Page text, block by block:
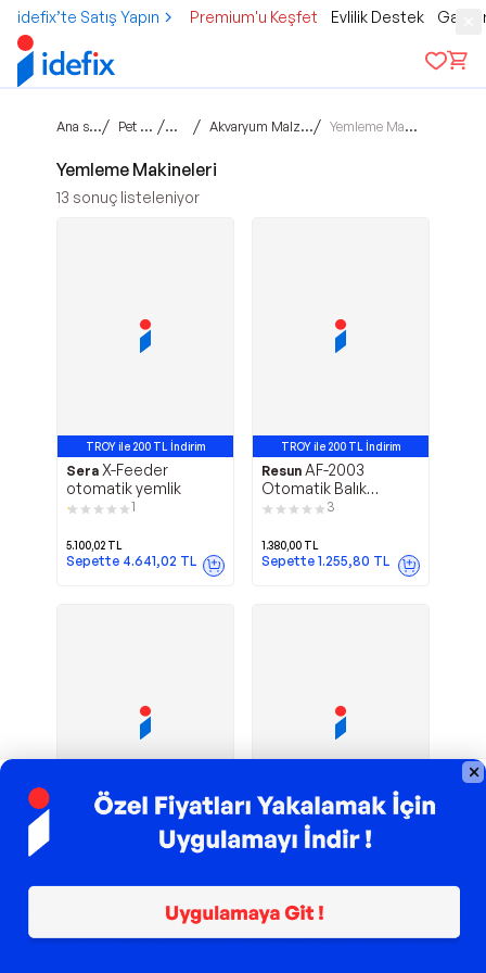
idefix’te Satış Yapın Premium'u Keşfet Evlilik Destek
Ana sayfa/ Pet Shop /Balık
/ Akvaryum Malzemeleri / Yemleme Makineleri
Yemleme Makineleri
13 sonuç listeleniyor
TROY ile 200 TL İndirim
Sera X-Feeder
otomatik yemlik
1
5.100,02 TL
Sepette 4.641,02 TL
TROY ile 200 TL İndirim
Resun AF-2003
Otomatik Balık
Yemleme Makinesi
3
1.380,00 TL
Sepette 1.255,80 TL
TROY ile 200 TL İndirim TROY ile 200 TL İndirim
Eheim
İkili 2 x 80 ML